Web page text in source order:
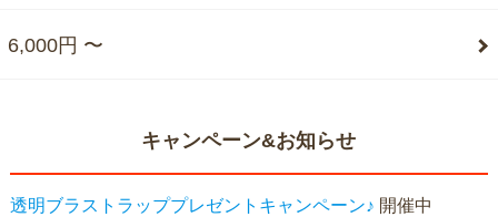
6,000円 〜
キャンペーン&お知らせ
透明ブラストラッププレゼントキャンペーン♪ 開催中